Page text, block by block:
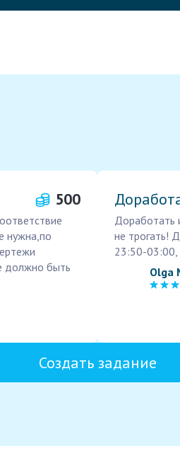
500
нужна,по
должно быть
Доработать
не трогать!
23:50-03:00,
Olga
Создать задание